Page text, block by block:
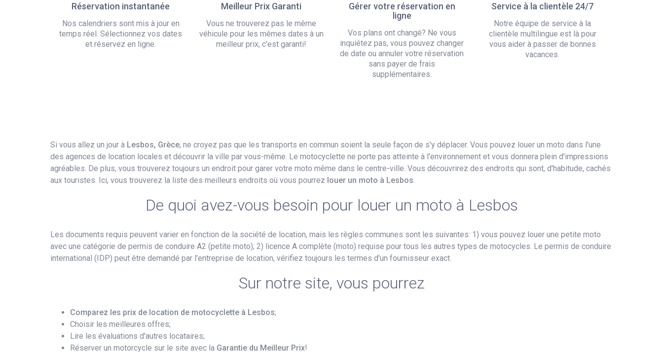
Réservation instantanée
Nos calendriers sont mis à jour en
temps réel. Sélectionnez vos dates
et réservez en ligne.
Meilleur Prix Garanti
Vous ne trouverez pas le même
véhicule pour les mêmes dates à un
meilleur prix, c'est garanti!
Gérer votre réservation en
ligne
Vos plans ont changé? Ne vous
inquiétez pas, vous pouvez changer
de date ou annuler votre réservation
sans payer de frais
supplémentaires.
Service à la clientèle 24/7
Notre équipe de service à la
clientèle multilingue est là pour
vous aider à passer de bonnes
vacances.
Si vous allez un jour à Lesbos, Grèce, ne croyez pas que les transports en commun soient la seule façon de s'y déplacer. Vous pouvez louer un moto dans l'une
des agences de location locales et découvrir la ville par vous-même. Le motocyclette ne porte pas atteinte à l'environnement et vous donnera plein d'impressions
agréables. De plus, vous trouverez toujours un endroit pour garer votre moto même dans le centre-ville. Vous découvrirez des endroits qui sont, d'habitude, cachés
aux touristes. Ici, vous trouverez la liste des meilleurs endroits où vous pourrez louer un moto à Lesbos
De quoi avez-vous besoin pour louer un moto à Lesbos
Les documents requis peuvent varier en fonction de la société de location, mais les règles communes sont les suivantes: 1) vous pouvez louer une petite moto
avec une catégorie de permis de conduire A2 (petite moto); 2) licence A complète (moto) requise pour tous les autres types de motocycles. Le permis de conduire
international (IDP) peut être demandé par l'entreprise de location, vérifiez toujours les termes d'un fournisseur exact.
Sur notre site, vous pourrez
Comparez les prix de location de motocyclette à Lesbos;
Choisir les meilleures offres;
Lire les évaluations d'autres locataires;
Réserver un motorcycle sur le site avec la Garantie du Meilleur Prix!